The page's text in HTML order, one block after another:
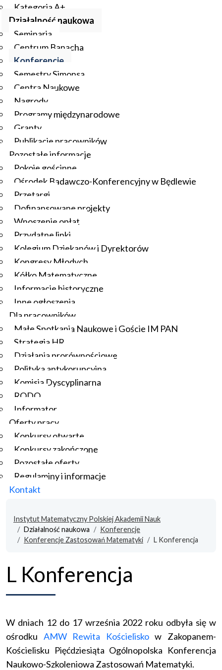
Kategoria A+
Działalność naukowa
Seminaria
Centrum Banacha
Konferencje
Semestry Simonsa
Centra Naukowe
Nagrody
Programy międzynarodowe
Granty
Publikacje pracowników
Pozostałe informacje
Pokoje gościnne
Ośrodek Badawczo-Konferencyjny w Będlewie
Przetargi
Dofinansowane projekty
Wnoszenie opłat
Przydatne linki
Kolegium Dziekanów i Dyrektorów
Kongresy Młodych
Kółko Matematyczne
Informacje historyczne
Inne ogłoszenia
Dla pracowników
Małe Spotkania Naukowe i Goście IM PAN
Strategia HR
Działania prorównościowe
Polityka antykorupcyjna
Komisja Dyscyplinarna
RODO
Informator
Oferty pracy
Konkursy otwarte
Konkursy zakończone
Pozostałe oferty
Regulaminy i informacje
Kontakt
Instytut Matematyczny Polskiej Akademii Nauk
Działalność naukowa
Konferencje
Konferencje Zastosowań Matematyki
L Konferencja
L Konferencja
W dniach 12 do 17 września 2022 roku odbyła się w
ośrodku AMW Rewita Kościeliskow Zakopanem-
Kościelisku Pięćdziesiąta Ogólnopolska Konferencja
Naukowo-Szkoleniowa Zastosowań Matematyki.